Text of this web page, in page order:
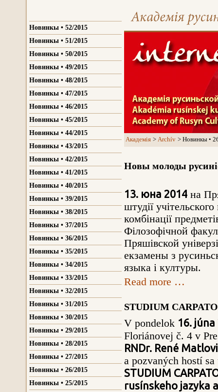
Новинкы • 52/2015
Новинкы • 51/2015
Новинкы • 50/2015
Новинкы • 49/2015
Новинкы • 48/2015
Новинкы • 47/2015
Новинкы • 46/2015
Новинкы • 45/2015
Новинкы • 44/2015
Новинкы • 43/2015
Новинкы • 42/2015
Новинкы • 41/2015
Новинкы • 40/2015
Новинкы • 39/2015
Новинкы • 38/2015
Новинкы • 37/2015
Новинкы • 36/2015
Новинкы • 35/2015
Новинкы • 34/2015
Новинкы • 33/2015
Новинкы • 32/2015
Новинкы • 31/2015
Новинкы • 30/2015
Новинкы • 29/2015
Новинкы • 28/2015
Новинкы • 27/2015
Новинкы • 26/2015
Новинкы • 25/2015
Aкадемія Archív Новинкы •
Новы молоды
13. юна 2014 на
штудії
комбінації
Філозофічной
Пряшівской
екзамены з
языка і културы.
Read more …
STUDIUM
V pondelok 16. júna
Floriánovej č. 4 v
RNDr. René
a pozvaných hostí
STUDIUM
rusínskeho jazyka